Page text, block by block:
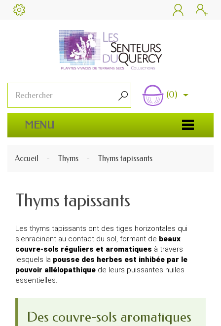
 
 (0)
MENU
Accueil Thyms Thyms tapissants
Thyms tapissants
Les thyms tapissants ont des tiges horizontales qui
s'enracinent au contact du sol, formant de beaux
couvre-sols réguliers et aromatiques à travers
lesquels la pousse des herbes est inhibée par le
pouvoir allélopathique de leurs puissantes huiles
essentielles.
Des couvre-sols aromatiques